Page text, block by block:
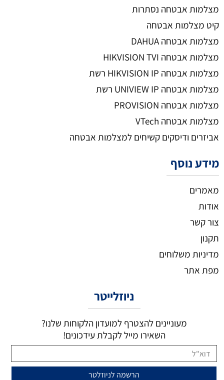
מצלמות אבטחה נסתרות
קיט מצלמות אבטחה
מצלמות אבטחה DAHUA
מצלמות אבטחה HIKVISION TVI
מצלמות אבטחה HIKVISION IP רשת
מצלמות אבטחה UNIVIEW IP רשת
מצלמות אבטחה PROVISION
מצלמות אבטחה VTech
אביזרים ודיסקים קשיחים למצלמות אבטחה
מידע נוסף
מאמרים
אודות
צור קשר
תקנון
מדיניות משלוחים
מפת אתר
ניוזלייטר
מעוניינים להצטרף למועדון הלקוחות שלנו?
השאירו מייל לקבלת עידכונים!